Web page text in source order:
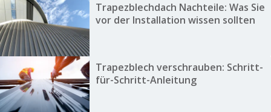
Trapezblechdach Nachteile: Was Sie
vor der Installation wissen sollten
Trapezblech verschrauben: Schritt-
für-Schritt-Anleitung